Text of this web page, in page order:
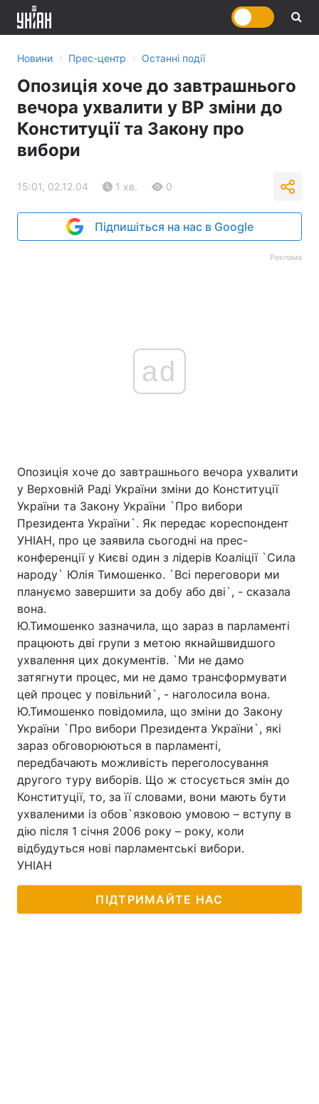
Головна Війна
Україна Політика
Економіка Світ
Спорт Наука
Техно і зв'язок Лайт
Зброя Інциденти
Здоров'я Туризм
Новини › Прес-центр › Останні події
Опозиція хоче до завтрашнього
вечора ухвалити у ВР зміни до
Конституції та Закону про
вибори
15:01, 02.12.04 1 хв. 0
Підпишіться на нас в Google
Реклама
ad
Опозиція хоче до завтрашнього вечора ухвалити
у Верховній Раді України зміни до Конституції
України та Закону України `Про вибори
Президента України`. Як передає кореспондент
УНІАН, про це заявила сьогодні на прес-
конференції у Києві один з лідерів Коаліції `Сила
народу` Юлія Тимошенко. `Всі переговори ми
плануємо завершити за добу або дві`, - сказала
вона.
Ю.Тимошенко зазначила, що зараз в парламенті
працюють дві групи з метою якнайшвидшого
ухвалення цих документів. `Ми не дамо
затягнути процес, ми не дамо трансформувати
цей процес у повільний`, - наголосила вона.
Ю.Тимошенко повідомила, що зміни до Закону
України `Про вибори Президента України`, які
зараз обговорюються в парламенті,
передбачають можливість переголосування
другого туру виборів. Що ж стосується змін до
Конституції, то, за її словами, вони мають бути
ухваленими із обов`язковою умовою – вступу в
дію після 1 січня 2006 року – року, коли
відбудуться нові парламентські вибори.
УНІАН
ПІДТРИМАЙТЕ НАС